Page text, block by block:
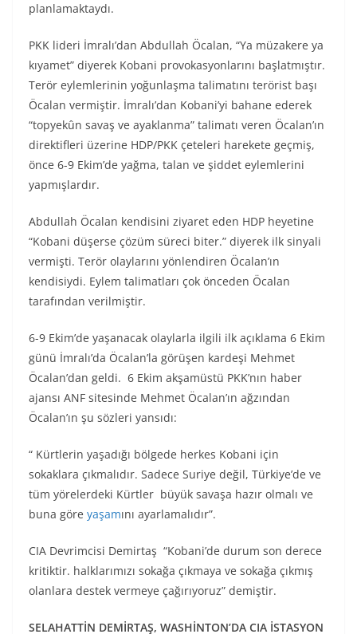
planlamaktaydı.
PKK lideri İmralı’dan Abdullah Öcalan, “Ya müzakere ya
kıyamet” diyerek Kobani provokasyonlarını başlatmıştır.
Terör eylemlerinin yoğunlaşma talimatını terörist başı
Öcalan vermiştir. İmralı’dan Kobani’yi bahane ederek
“topyekûn savaş ve ayaklanma” talimatı veren Öcalan’ın
direktifleri üzerine HDP/PKK çeteleri harekete geçmiş,
önce 6-9 Ekim’de yağma, talan ve şiddet eylemlerini
yapmışlardır.
Abdullah Öcalan kendisini ziyaret eden HDP heyetine
“Kobani düşerse çözüm süreci biter.” diyerek ilk sinyali
vermişti. Terör olaylarını yönlendiren Öcalan’ın
kendisiydi. Eylem talimatları çok önceden Öcalan
tarafından verilmiştir.
6-9 Ekim’de yaşanacak olaylarla ilgili ilk açıklama 6 Ekim
günü İmralı’da Öcalan’la görüşen kardeşi Mehmet
Öcalan’dan geldi. 6 Ekim akşamüstü PKK’nın haber
ajansı ANF sitesinde Mehmet Öcalan’ın ağzından
Öcalan’ın şu sözleri yansıdı:
“ Kürtlerin yaşadığı bölgede herkes Kobani için
sokaklara çıkmalıdır. Sadece Suriye değil, Türkiye’de ve
tüm yörelerdeki Kürtler büyük savaşa hazır olmalı ve
buna göre yaşamını ayarlamalıdır”.
CIA Devrimcisi Demirtaş “Kobani’de durum son derece
kritiktir. halklarımızı sokağa çıkmaya ve sokağa çıkmış
olanlara destek vermeye çağırıyoruz” demiştir.
SELAHATTİN DEMİRTAŞ, WASHİNTON’DA CIA İSTASYON